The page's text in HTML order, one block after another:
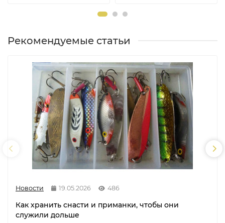
Рекомендуемые статьи
Новости 19.05.2026 486
Как хранить снасти и приманки, чтобы они
служили дольше